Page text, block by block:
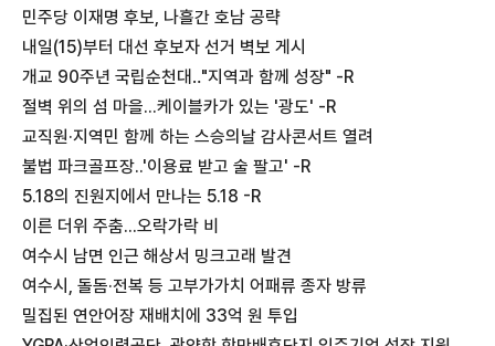
민주당 이재명 후보, 나흘간 호남 공략
내일(15)부터 대선 후보자 선거 벽보 게시
개교 90주년 국립순천대‥"지역과 함께 성장" -R
절벽 위의 섬 마을...케이블카가 있는 '광도' -R
교직원·지역민 함께 하는 스승의날 감사콘서트 열려
불법 파크골프장..'이용료 받고 술 팔고' -R
5.18의 진원지에서 만나는 5.18 -R
이른 더위 주춤...오락가락 비
여수시 남면 인근 해상서 밍크고래 발견
여수시, 돌돔·전복 등 고부가가치 어패류 종자 방류
밀집된 연안어장 재배치에 33억 원 투입